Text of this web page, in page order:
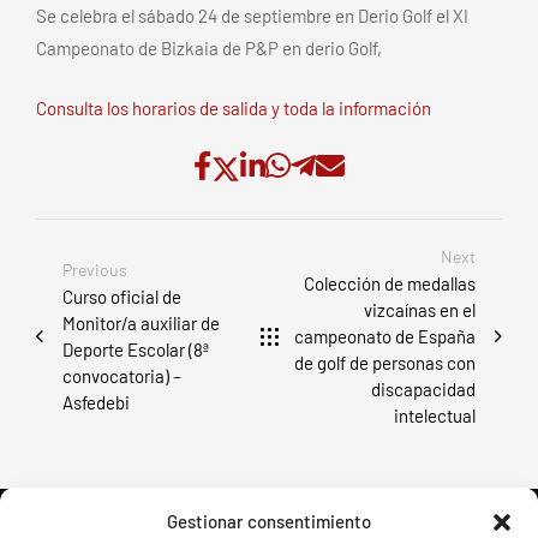
Gestionar consentimiento
Se celebra el sábado 24 de septiembre en Derio Golf el XI
Campeonato de Bizkaia de P&P en derio Golf,
Consulta los horarios de salida y toda la información
Previous
Curso oficial de
Monitor/a auxiliar de
Deporte Escolar (8ª
convocatoria) –
Asfedebi
Next
Colección de medallas
vizcaínas en el
campeonato de España
de golf de personas con
discapacidad
intelectual